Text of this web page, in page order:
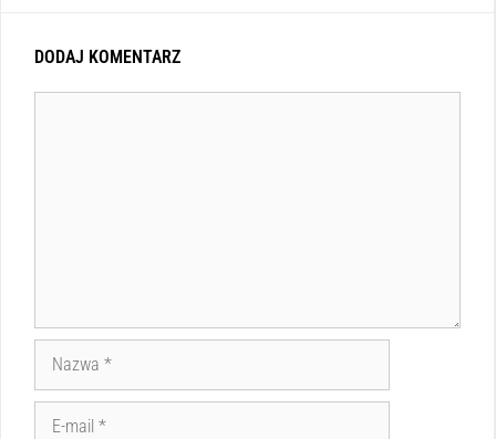
DODAJ KOMENTARZ